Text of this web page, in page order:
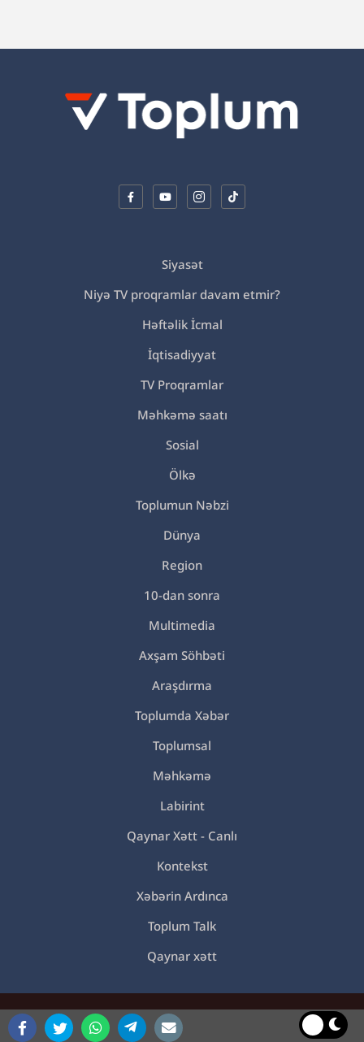
Siyasət
Niyə TV proqramlar davam etmir?
Həftəlik İcmal
İqtisadiyyat
TV Proqramlar
Məhkəmə saatı
Sosial
Ölkə
Toplumun Nəbzi
Dünya
Region
10-dan sonra
Multimedia
Axşam Söhbəti
Araşdırma
Toplumda Xəbər
Toplumsal
Məhkəmə
Labirint
Qaynar Xətt - Canlı
Kontekst
Xəbərin Ardınca
Toplum Talk
Qaynar xətt
© 2021 Toplum TV. Bütün müəllif hüquqları qorunur.